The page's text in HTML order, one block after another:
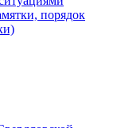
порядок